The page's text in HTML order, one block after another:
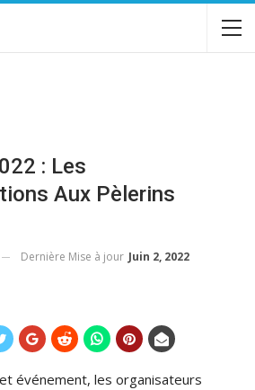
: Les
Aux Pèlerins
Dernière Mise à jour Juin 2, 2022
événement, les organisateurs